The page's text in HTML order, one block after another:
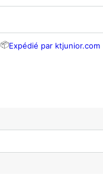
📦Expédié par ktjunior.com